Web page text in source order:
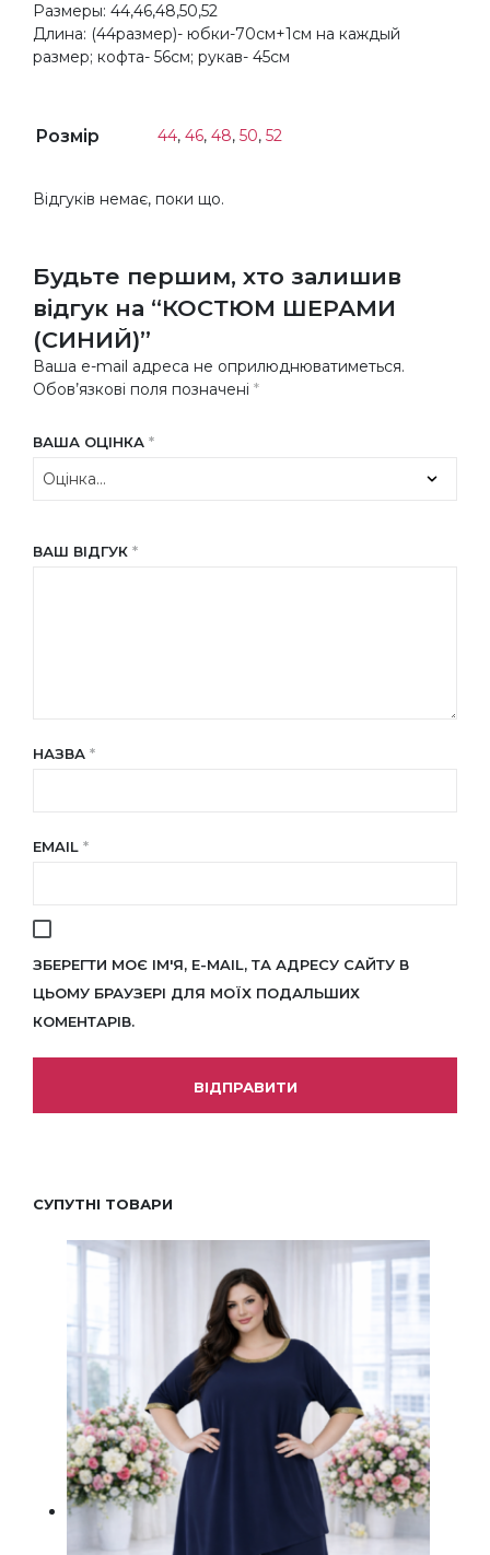
Размеры: 44,46,48,50,52
Длина: (44размер)- юбки-70см+1см на каждый
размер; кофта- 56см; рукав- 45см
Розмір 44, 46, 48, 50, 52
Відгуків немає, поки що.
Будьте першим, хто залишив
відгук на “КОСТЮМ ШЕРАМИ
(СИНИЙ)”
Ваша e-mail адреса не оприлюднюватиметься.
Обов’язкові поля позначені *
ВАША ОЦІНКА *
ВАШ ВІДГУК *
НАЗВА *
EMAIL *
ЗБЕРЕГТИ МОЄ ІМ'Я, E-MAIL, ТА АДРЕСУ САЙТУ В
ЦЬОМУ БРАУЗЕРІ ДЛЯ МОЇХ ПОДАЛЬШИХ
КОМЕНТАРІВ.
СУПУТНІ ТОВАРИ